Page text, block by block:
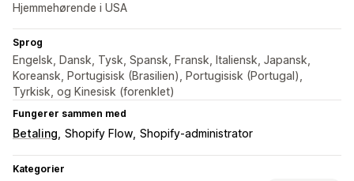
Hjemmehørende i USA
Sprog
Engelsk, Dansk, Tysk, Spansk, Fransk, Italiensk, Japansk,
Koreansk, Portugisisk (Brasilien), Portugisisk (Portugal),
Tyrkisk, og Kinesisk (forenklet)
Fungerer sammen med
Betaling Shopify Flow Shopify-administrator
Kategorier